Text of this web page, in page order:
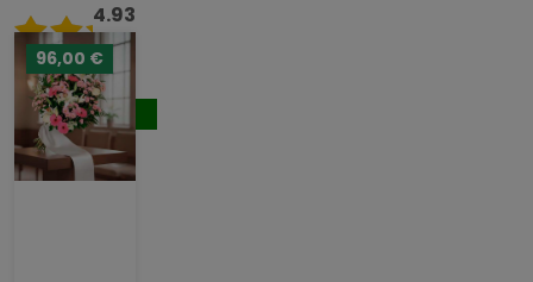
4.93
/ 5
124,00 €
Comprar
96,00 €